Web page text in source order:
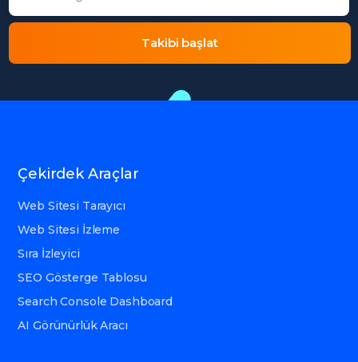
Takibi başlat
Çekirdek Araçlar
Web Sitesi Tarayıcı
Web Sitesi İzleme
Sıra İzleyici
SEO Gösterge Tablosu
Search Console Dashboard
AI Görünürlük Aracı